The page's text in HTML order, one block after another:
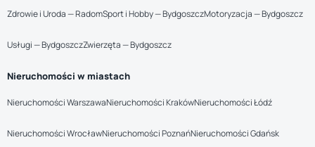
Zdrowie i Uroda — RadomSport i Hobby — BydgoszczMotoryzacja — Bydgoszcz
Usługi — BydgoszczZwierzęta — Bydgoszcz
Nieruchomości w miastach
Nieruchomości WarszawaNieruchomości KrakówNieruchomości Łódź
Nieruchomości WrocławNieruchomości PoznańNieruchomości Gdańsk